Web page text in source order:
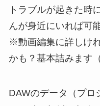
トラブルが起きた時
んが身近にいれば可
※動画編集に詳しけ
かも？基本詰みます（
DAWのデータ（プロ